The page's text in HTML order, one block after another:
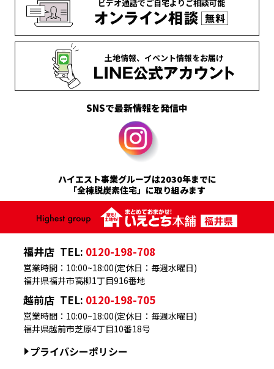
ビデオ通話でご自宅より ご相談可能
土地情報、 イベント情報をお届け
SNSで最新情報を発信中
ハイエスト事業グループは2030年までに
「全棟脱炭素住宅」に取り組みます
福井店 TEL: 0120-198-708
福井県福井市高柳1丁目916番地
営業時間：10:00~18:00(定休日：毎週水曜日)
越前店 TEL: 0120-198-705
福井県越前市芝原4丁目10番18号
営業時間：10:00~18:00(定休日：毎週水曜日)
プライバシーポリシー